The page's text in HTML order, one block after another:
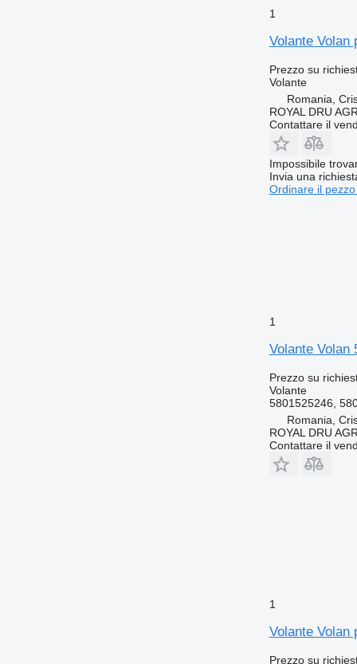
1
Volante Volan
Prezzo su
Volante
Romania,
ROYAL DRU
Contattare il
Impossibile
Invia una
Ordinare il
1
Volante Volan
Prezzo su
Volante
5801525246,
Romania,
ROYAL DRU
Contattare il
1
Volante Volan
Prezzo su